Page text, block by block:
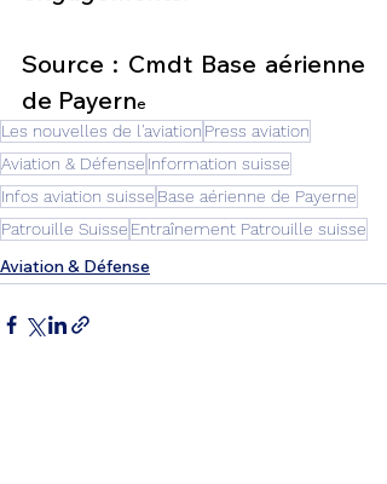
Source : Cmdt Base aérienne
de Payerne
Les nouvelles de l'aviation Press aviation
Aviation & Défense Information suisse
Infos aviation suisse Base aérienne de Payerne
Patrouille Suisse Entraînement Patrouille suisse
Aviation & Défense